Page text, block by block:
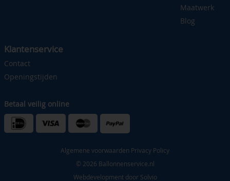
Maatwerk
Blog
Klantenservice
Contact
Openingstijden
Betaal veilig online
Algemene voorwaarden Privacy Policy
© 2026 Ballonnenservice.nl
Webdevelopment door Solvio